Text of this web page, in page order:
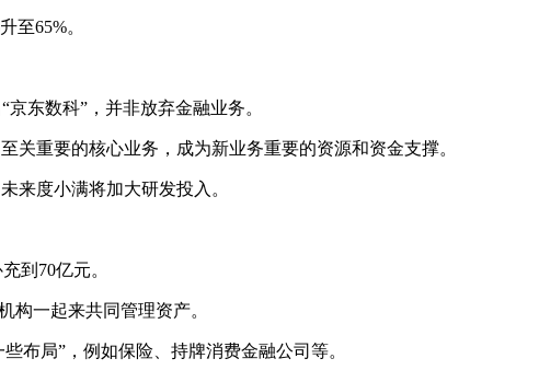
至65%。
东数科”，并非放弃金融业务。
关重要的核心业务，成为新业务重要的资源和资金支撑。
来度小满将加大研发投入。
到70亿元。
构一起来共同管理资产。
布局”，例如保险、持牌消费金融公司等。